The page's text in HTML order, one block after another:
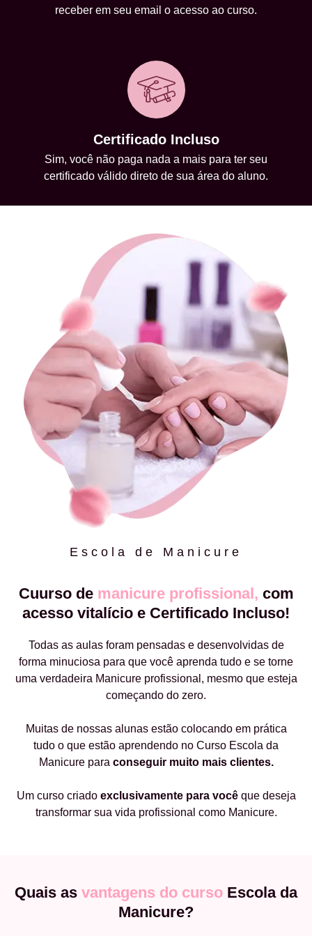
receber em seu email o acesso ao curso.
Certificado Incluso
Sim, você não paga nada a mais para ter seu
certificado válido direto de sua área do aluno.
Escola de Manicure
Cuurso de manicure profissional, com
acesso vitalício e Certificado Incluso!
Todas as aulas foram pensadas e desenvolvidas de
forma minuciosa para que você aprenda tudo e se torne
uma verdadeira Manicure profissional, mesmo que esteja
começando do zero.
Muitas de nossas alunas estão colocando em prática
tudo o que estão aprendendo no Curso Escola da
Manicure para conseguir muito mais clientes.
Um curso criado exclusivamente para vocêque deseja
transformar sua vida profissional como Manicure.
Quais as vantagens do curso Escola da
Manicure?